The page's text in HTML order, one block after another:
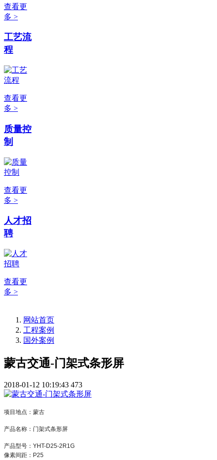
查看更
多 >
工艺流
程
查看更
多 >
质量控
制
查看更
多 >
人才招
聘
查看更
多 >
网站首页
工程案例
国外案例
蒙古交通-门架式条形屏
2018-01-12 10:19:43 473
项目地点：蒙古
产品名称：门架式条形屏
产品型号：YHT-D25-2R1G
像素间距：P25